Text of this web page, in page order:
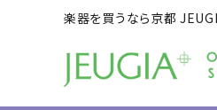
楽器を買うなら京都